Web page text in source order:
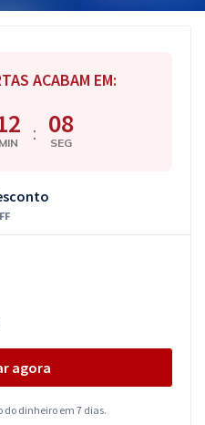
ACABAM EM:
MIN : 07
SEG
agora
dinheiro em 7 dias.